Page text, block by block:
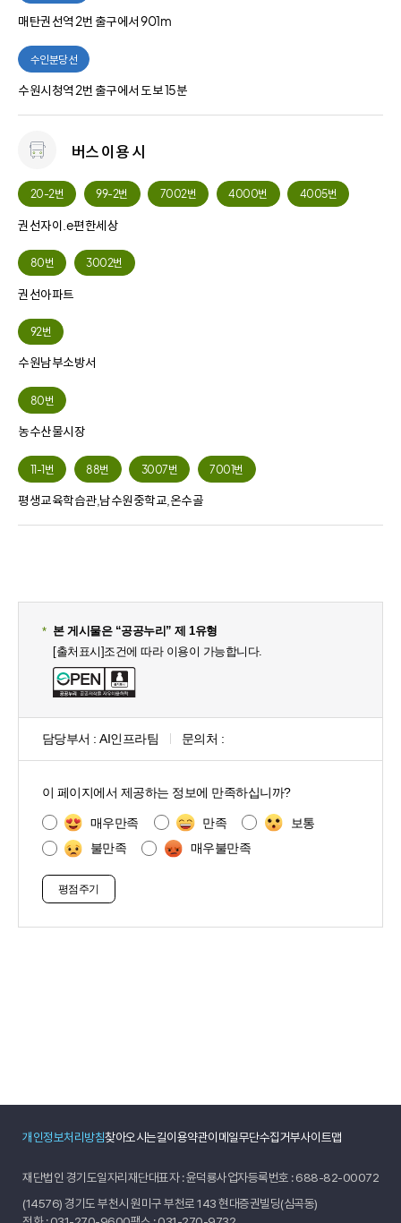
매탄권선역 2번 출구에서 901m
수인분당선
수원시청역 2번 출구에서 도보 15분
버스 이용 시
20-2번 99-2번 7002번 4000번 4005번
권선자이.e편한세상
80번 3002번
권선아파트
92번
수원남부소방서
80번
농수산물시장
11-1번 88번 3007번 7001번
평생교육학습관,남수원중학교,온수골
본 게시물은 “공공누리” 제 1유형
[출처표시]조건에 따라 이용이 가능합니다.
담당부서 : AI인프라팀 문의처 :
이 페이지에서 제공하는 정보에 만족하십니까?
매우만족 만족
보통
불만족
매우불만족
개인정보처리방침찾아오시는길이용약관이메일무단수집거부사이트맵
재단법인 경기도일자리재단대표자 : 윤덕룡사업자등록번호 : 688-82-00072
(14576) 경기도 부천시 원미구 부천로 143 현대증권빌딩(심곡동)